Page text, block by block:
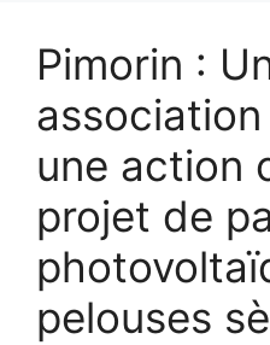
Pimorin :
une action
projet de
pelouses